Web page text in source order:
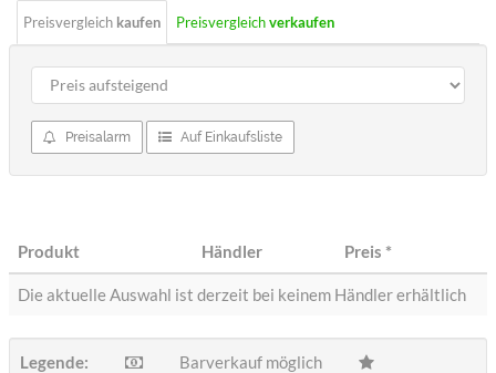
Preisvergleich kaufen Preisvergleichverkaufen
Preisalarm Auf Einkaufsliste
Produkt Händler Preis *
Die aktuelle Auswahl ist derzeit bei keinem Händler erhältlich
Legende:
Barverkauf möglich